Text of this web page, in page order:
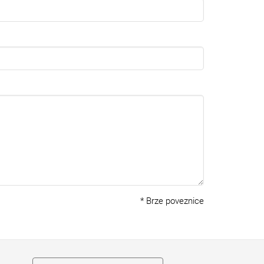
* Brze poveznice